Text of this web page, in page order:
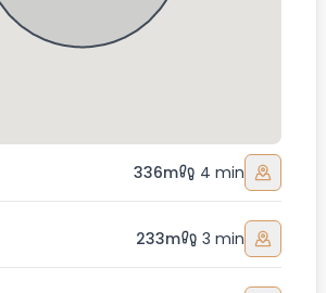
336m 4 min
233m 3 min